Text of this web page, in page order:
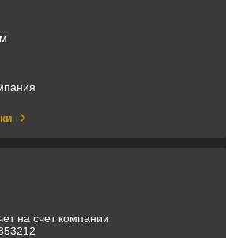
на счет компании